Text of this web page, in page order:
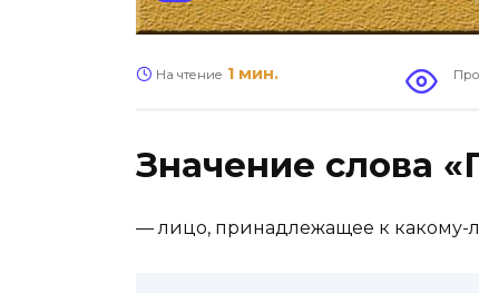
На чтение 1 мин.
Значение слова
— лицо, принадлежащее к какому-